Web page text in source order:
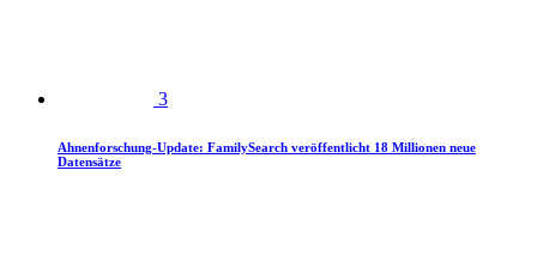
3
Ahnenforschung-Update: FamilySearch veröffentlicht 18 Millionen neue
Datensätze